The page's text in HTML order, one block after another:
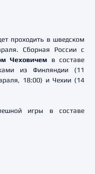
проходить в шведском
Сборная России с
Чеховичем в составе
из Финляндии (11
18:00) и Чехии (14
игры в составе